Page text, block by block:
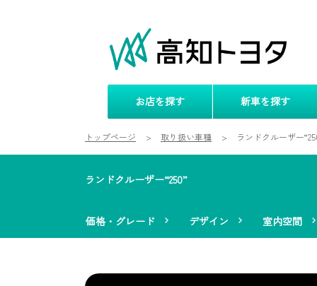
お店を探す 新車を探す
トップページ 取り扱い車種 ランドクルーザー
ランドクルーザー“250”
価格・グレード デザイン 室内空間